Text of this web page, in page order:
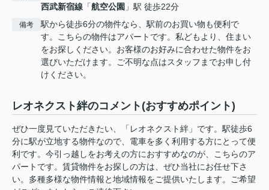
西武新宿線 「航空公園 」駅 徒歩22分
備考
駅から徒歩6分の物件なら、駅前のお買い物も便利で
す。こちらの物件はアパートです。私どもより、住まい
をお探しください。お客様のお好みに合わせた物件をお
選びいただけます。ご不明な点はスタッフまでお申し付
けください。
レオネクスト絆のコメント(おすすめポイント)
ぜひ一度見ていただきたい、「レオネクスト絆」です。駅徒歩6
分に駅が立地する物件なので、電車を多く利用する方にとって便
利です。今引っ越しをお考えの方におすすめなのが、こちらのア
パートです。賃貸物件をお探しの方は、ぜひ当社にお任せ下さ
い。多種多様な物件情報と地域情報をご提供いたします。ご希望